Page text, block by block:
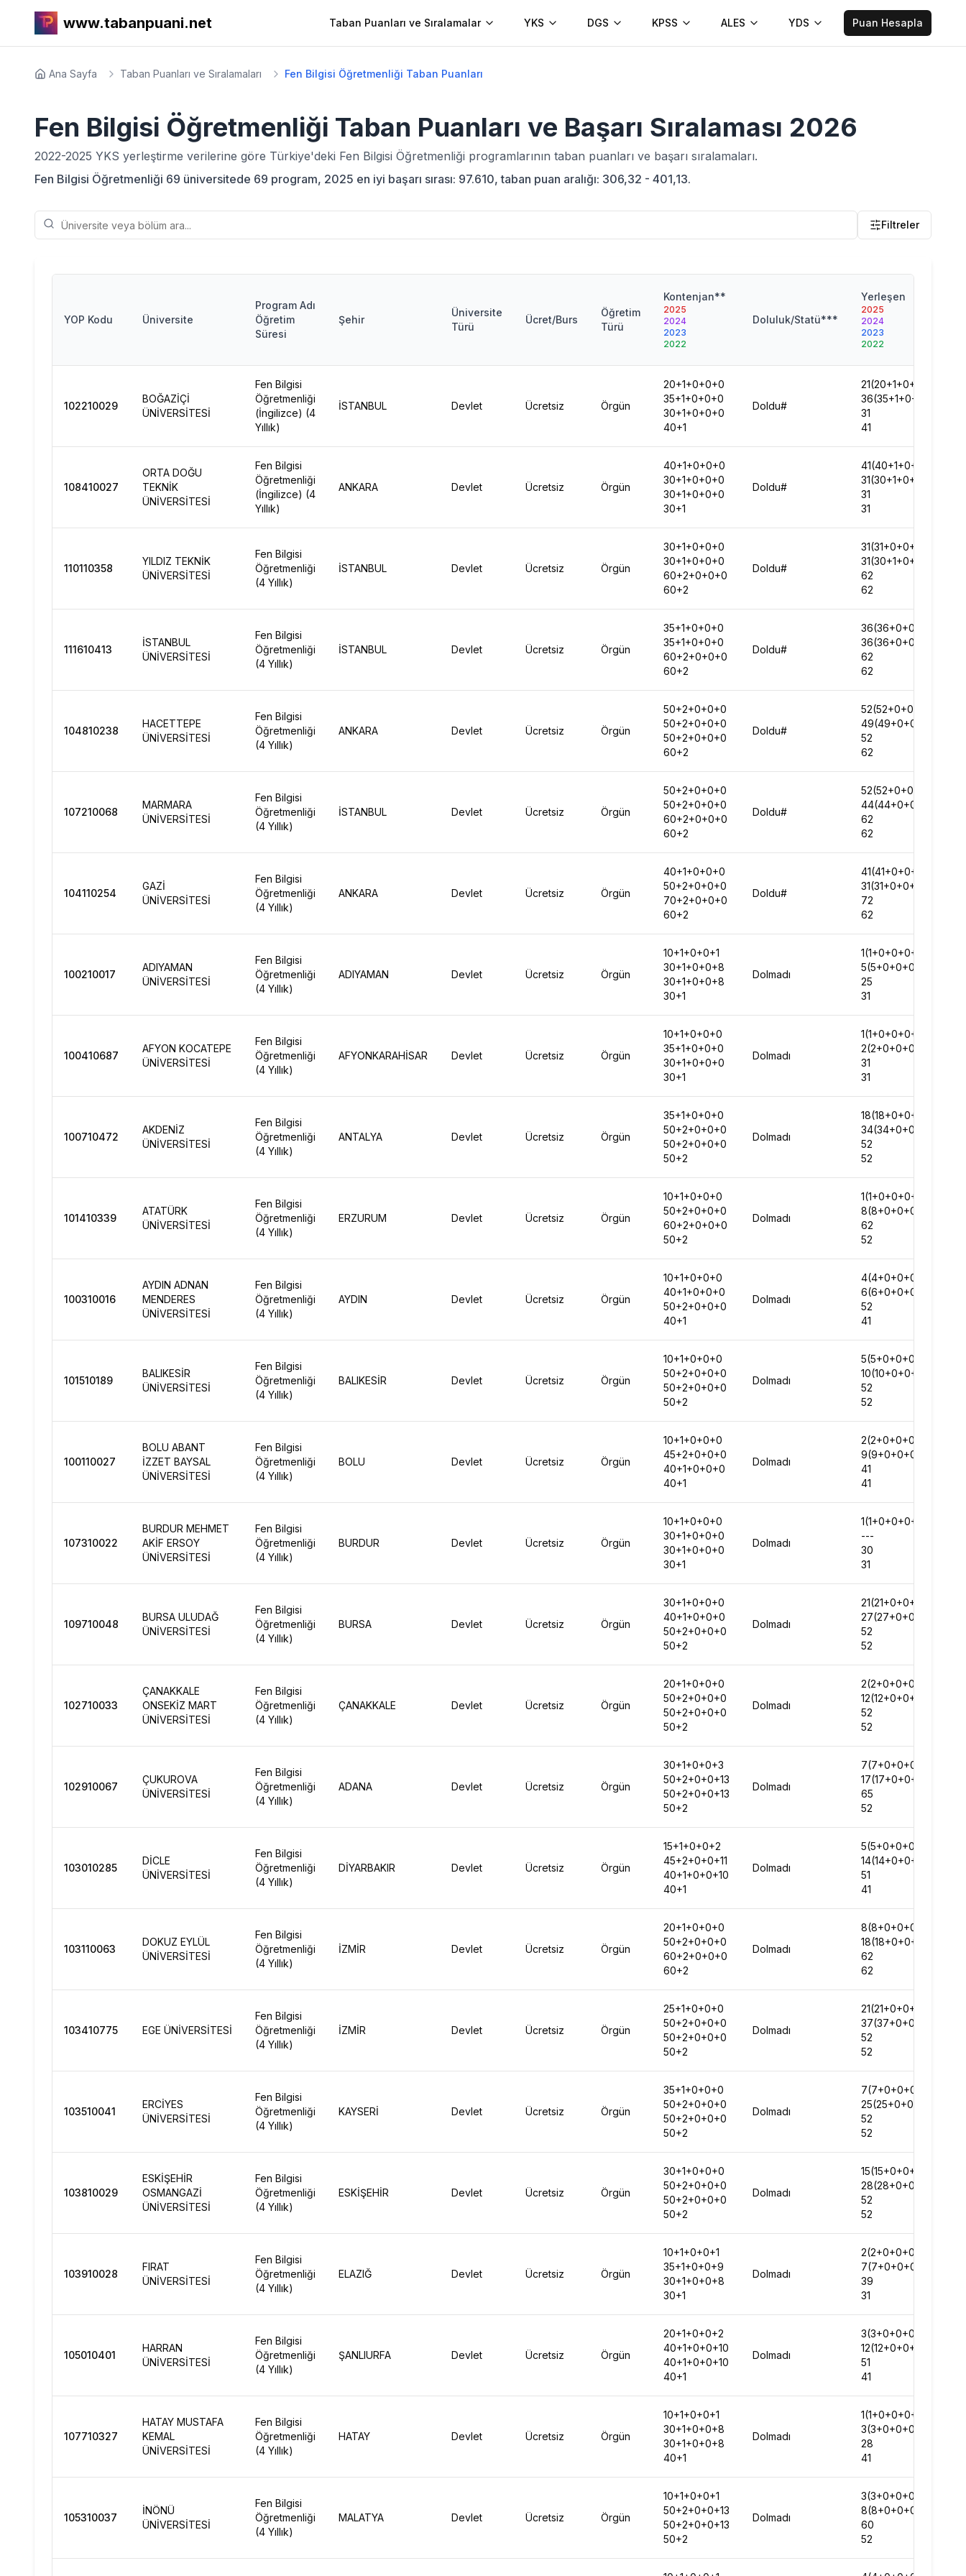
www.tabanpuani.net Taban Puanları ve Sıralamalar YKS DGS KPSS ALES YDS Puan Hesapla
Ana Sayfa Taban Puanları ve Sıralamaları Fen Bilgisi Öğretmenliği Taban Puanları
Fen Bilgisi Öğretmenliği Taban Puanları ve Başarı Sıralaması 2026
2022-2025 YKS yerleştirme verilerine göre Türkiye'deki Fen Bilgisi Öğretmenliği programlarının taban puanları ve başarı sıralamaları.
Fen Bilgisi Öğretmenliği 69 üniversitede 69 program, 2025 en iyi başarı sırası: 97.610, taban puan aralığı: 306,32 - 401,13.
Filtreler
YOP Kodu Üniversite
Program Adı
Öğretim
Süresi
Şehir
Üniversite
Türü
Ücret/Burs
Öğretim
Türü
Kontenjan**
2025
2024
2023
2022
Doluluk/Statü***
Yerleşen
2025
2024
2023
2022
102210029
BOĞAZİÇİ
ÜNİVERSİTESİ
Fen Bilgisi
Öğretmenliği
(İngilizce) (4
Yıllık)
İSTANBUL Devlet Ücretsiz Örgün
20+1+0+0+0
35+1+0+0+0
30+1+0+0+0
40+1
Doldu#
21(20+1+0+0+0)
36(35+1+0+0+0)
31
41
108410027
ORTA DOĞU
TEKNİK
ÜNİVERSİTESİ
Fen Bilgisi
Öğretmenliği
(İngilizce) (4
Yıllık)
ANKARA Devlet Ücretsiz Örgün
40+1+0+0+0
30+1+0+0+0
30+1+0+0+0
30+1
Doldu#
41(40+1+0+0+0)
31(30+1+0+0+0)
31
31
110110358
YILDIZ TEKNİK
ÜNİVERSİTESİ
Fen Bilgisi
Öğretmenliği
(4 Yıllık)
İSTANBUL Devlet Ücretsiz Örgün
30+1+0+0+0
30+1+0+0+0
60+2+0+0+0
60+2
Doldu#
31(31+0+0+0+0)
31(30+1+0+0+0)
62
62
111610413
İSTANBUL
ÜNİVERSİTESİ
Fen Bilgisi
Öğretmenliği
(4 Yıllık)
İSTANBUL Devlet Ücretsiz Örgün
35+1+0+0+0
35+1+0+0+0
60+2+0+0+0
60+2
Doldu#
36(36+0+0+0+0)
36(36+0+0+0+0)
62
62
104810238
HACETTEPE
ÜNİVERSİTESİ
Fen Bilgisi
Öğretmenliği
(4 Yıllık)
ANKARA Devlet Ücretsiz Örgün
50+2+0+0+0
50+2+0+0+0
50+2+0+0+0
60+2
Doldu#
52(52+0+0+0+0)
49(49+0+0+0+0)
52
62
107210068
MARMARA
ÜNİVERSİTESİ
Fen Bilgisi
Öğretmenliği
(4 Yıllık)
İSTANBUL Devlet Ücretsiz Örgün
50+2+0+0+0
50+2+0+0+0
60+2+0+0+0
60+2
Doldu#
52(52+0+0+0+0)
44(44+0+0+0+0)
62
62
104110254
GAZİ
ÜNİVERSİTESİ
Fen Bilgisi
Öğretmenliği
(4 Yıllık)
ANKARA Devlet Ücretsiz Örgün
40+1+0+0+0
50+2+0+0+0
70+2+0+0+0
60+2
Doldu#
41(41+0+0+0+0)
31(31+0+0+0+0)
72
62
100210017
ADIYAMAN
ÜNİVERSİTESİ
Fen Bilgisi
Öğretmenliği
(4 Yıllık)
ADIYAMAN Devlet Ücretsiz Örgün
10+1+0+0+1
30+1+0+0+8
30+1+0+0+8
30+1
Dolmadı
1(1+0+0+0+0)
5(5+0+0+0+0)
25
31
100410687
AFYON KOCATEPE
ÜNİVERSİTESİ
Fen Bilgisi
Öğretmenliği
(4 Yıllık)
AFYONKARAHİSAR Devlet Ücretsiz Örgün
10+1+0+0+0
35+1+0+0+0
30+1+0+0+0
30+1
Dolmadı
1(1+0+0+0+0)
2(2+0+0+0+0)
31
31
100710472
AKDENİZ
ÜNİVERSİTESİ
Fen Bilgisi
Öğretmenliği
(4 Yıllık)
ANTALYA Devlet Ücretsiz Örgün
35+1+0+0+0
50+2+0+0+0
50+2+0+0+0
50+2
Dolmadı
18(18+0+0+0+0)
34(34+0+0+0+0)
52
52
101410339
ATATÜRK
ÜNİVERSİTESİ
Fen Bilgisi
Öğretmenliği
(4 Yıllık)
ERZURUM Devlet Ücretsiz Örgün
10+1+0+0+0
50+2+0+0+0
60+2+0+0+0
50+2
Dolmadı
1(1+0+0+0+0)
8(8+0+0+0+0)
62
52
100310016
AYDIN ADNAN
MENDERES
ÜNİVERSİTESİ
Fen Bilgisi
Öğretmenliği
(4 Yıllık)
AYDIN Devlet Ücretsiz Örgün
10+1+0+0+0
40+1+0+0+0
50+2+0+0+0
40+1
Dolmadı
4(4+0+0+0+0)
6(6+0+0+0+0)
52
41
101510189
BALIKESİR
ÜNİVERSİTESİ
Fen Bilgisi
Öğretmenliği
(4 Yıllık)
BALIKESİR Devlet Ücretsiz Örgün
10+1+0+0+0
50+2+0+0+0
50+2+0+0+0
50+2
Dolmadı
5(5+0+0+0+0)
10(10+0+0+0+0)
52
52
100110027
BOLU ABANT
İZZET BAYSAL
ÜNİVERSİTESİ
Fen Bilgisi
Öğretmenliği
(4 Yıllık)
BOLU Devlet Ücretsiz Örgün
10+1+0+0+0
45+2+0+0+0
40+1+0+0+0
40+1
Dolmadı
2(2+0+0+0+0)
9(9+0+0+0+0)
41
41
107310022
BURDUR MEHMET
AKİF ERSOY
ÜNİVERSİTESİ
Fen Bilgisi
Öğretmenliği
(4 Yıllık)
BURDUR Devlet Ücretsiz Örgün
10+1+0+0+0
30+1+0+0+0
30+1+0+0+0
30+1
Dolmadı
1(1+0+0+0+0)
---
30
31
109710048
BURSA ULUDAĞ
ÜNİVERSİTESİ
Fen Bilgisi
Öğretmenliği
(4 Yıllık)
BURSA Devlet Ücretsiz Örgün
30+1+0+0+0
40+1+0+0+0
50+2+0+0+0
50+2
Dolmadı
21(21+0+0+0+0)
27(27+0+0+0+0)
52
52
102710033
ÇANAKKALE
ONSEKİZ MART
ÜNİVERSİTESİ
Fen Bilgisi
Öğretmenliği
(4 Yıllık)
ÇANAKKALE Devlet Ücretsiz Örgün
20+1+0+0+0
50+2+0+0+0
50+2+0+0+0
50+2
Dolmadı
2(2+0+0+0+0)
12(12+0+0+0+0)
52
52
102910067
ÇUKUROVA
ÜNİVERSİTESİ
Fen Bilgisi
Öğretmenliği
(4 Yıllık)
ADANA Devlet Ücretsiz Örgün
30+1+0+0+3
50+2+0+0+13
50+2+0+0+13
50+2
Dolmadı
7(7+0+0+0+0)
17(17+0+0+0+0)
65
52
103010285
DİCLE
ÜNİVERSİTESİ
Fen Bilgisi
Öğretmenliği
(4 Yıllık)
DİYARBAKIR Devlet Ücretsiz Örgün
15+1+0+0+2
45+2+0+0+11
40+1+0+0+10
40+1
Dolmadı
5(5+0+0+0+0)
14(14+0+0+0+0)
51
41
103110063
DOKUZ EYLÜL
ÜNİVERSİTESİ
Fen Bilgisi
Öğretmenliği
(4 Yıllık)
İZMİR Devlet Ücretsiz Örgün
20+1+0+0+0
50+2+0+0+0
60+2+0+0+0
60+2
Dolmadı
8(8+0+0+0+0)
18(18+0+0+0+0)
62
62
103410775 EGE ÜNİVERSİTESİ
Fen Bilgisi
Öğretmenliği
(4 Yıllık)
İZMİR Devlet Ücretsiz Örgün
25+1+0+0+0
50+2+0+0+0
50+2+0+0+0
50+2
Dolmadı
21(21+0+0+0+0)
37(37+0+0+0+0)
52
52
103510041
ERCİYES
ÜNİVERSİTESİ
Fen Bilgisi
Öğretmenliği
(4 Yıllık)
KAYSERİ Devlet Ücretsiz Örgün
35+1+0+0+0
50+2+0+0+0
50+2+0+0+0
50+2
Dolmadı
7(7+0+0+0+0)
25(25+0+0+0+0)
52
52
103810029
ESKİŞEHİR
OSMANGAZİ
ÜNİVERSİTESİ
Fen Bilgisi
Öğretmenliği
(4 Yıllık)
ESKİŞEHİR Devlet Ücretsiz Örgün
30+1+0+0+0
50+2+0+0+0
50+2+0+0+0
50+2
Dolmadı
15(15+0+0+0+0)
28(28+0+0+0+0)
52
52
103910028
FIRAT
ÜNİVERSİTESİ
Fen Bilgisi
Öğretmenliği
(4 Yıllık)
ELAZIĞ Devlet Ücretsiz Örgün
10+1+0+0+1
35+1+0+0+9
30+1+0+0+8
30+1
Dolmadı
2(2+0+0+0+0)
7(7+0+0+0+0)
39
31
105010401
HARRAN
ÜNİVERSİTESİ
Fen Bilgisi
Öğretmenliği
(4 Yıllık)
ŞANLIURFA Devlet Ücretsiz Örgün
20+1+0+0+2
40+1+0+0+10
40+1+0+0+10
40+1
Dolmadı
3(3+0+0+0+0)
12(12+0+0+0+0)
51
41
107710327
HATAY MUSTAFA
KEMAL
ÜNİVERSİTESİ
Fen Bilgisi
Öğretmenliği
(4 Yıllık)
HATAY Devlet Ücretsiz Örgün
10+1+0+0+1
30+1+0+0+8
30+1+0+0+8
40+1
Dolmadı
1(1+0+0+0+0)
3(3+0+0+0+0)
28
41
105310037
İNÖNÜ
ÜNİVERSİTESİ
Fen Bilgisi
Öğretmenliği
(4 Yıllık)
MALATYA Devlet Ücretsiz Örgün
10+1+0+0+1
50+2+0+0+13
50+2+0+0+13
50+2
Dolmadı
3(3+0+0+0+0)
8(8+0+0+0+0)
60
52